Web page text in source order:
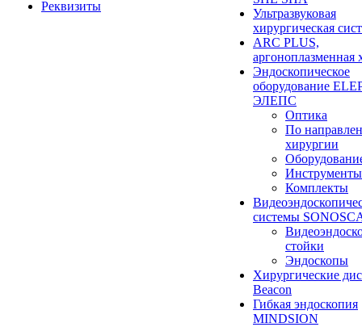
Реквизиты
Ультразвуковая
хирургическая
ARC PLUS,
аргоноплазменная
Эндоскопическое
оборудование
ЭЛЕПС
Оптика
По
хирургии
Инструменты
Комплекты
системы
стойки
Эндоскопы
Хирургические
Beacon
Гибкая эндоскопия
MINDSION